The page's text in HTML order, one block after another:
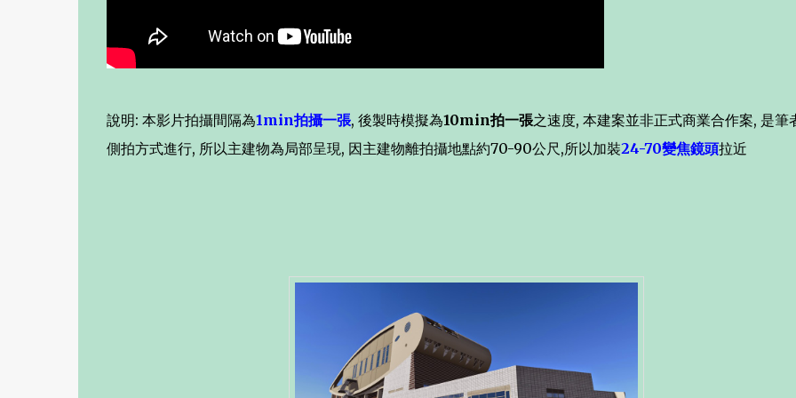
說明: 本影片拍攝間隔為1min拍攝一張, 後製時模擬為10min拍一張之速度, 本建案並非正式商業合作案, 是筆
側拍方式進行, 所以主建物為局部呈現, 因主建物離拍攝地點約70-90公尺,所以加裝24-70變焦鏡頭拉近